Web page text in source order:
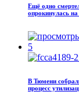
Ещё одно
опрокинулась
5
В Тюмени
процесс